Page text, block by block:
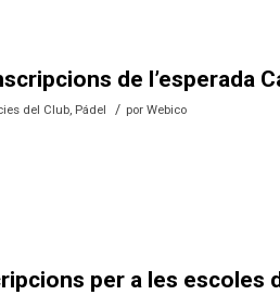
de l’esperada
del Club, Pádel / porWebico
per a les escoles